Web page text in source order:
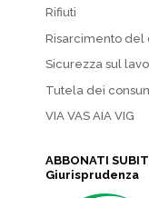
Rifiuti
Risarcimento del
Sicurezza sul
Tutela dei
VIA VAS AIA VIG
ABBONATI
Giurisprudenza